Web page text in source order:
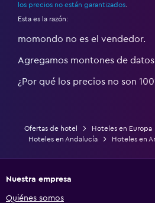
los precios no están garantizados
Esta es la razón:
momondo no es el vendedor.
Agregamos montones de
¿Por qué los precios no son
Ofertas de hotel Hoteles en Europa
Hoteles en Andalucía
Hoteles en
Nuestra empresa
Quiénes somos